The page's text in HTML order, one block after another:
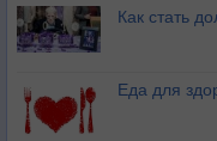
Как стать
Еда для